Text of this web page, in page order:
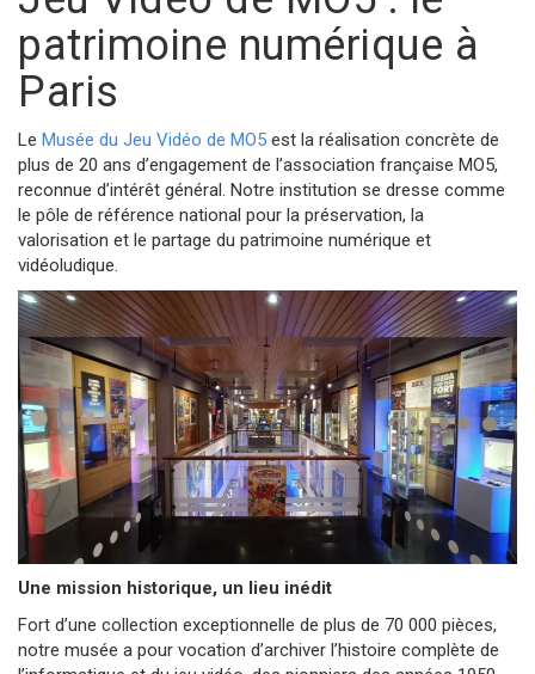
patrimoine numérique à
Paris
Le Musée du Jeu Vidéo de MO5 est la réalisation concrète de
plus de 20 ans d’engagement de l’association française MO5,
reconnue d’intérêt général. Notre institution se dresse comme
le pôle de référence national pour la préservation, la
valorisation et le partage du patrimoine numérique et
vidéoludique.
Une mission historique, un lieu inédit
Fort d’une collection exceptionnelle de plus de 70 000 pièces,
notre musée a pour vocation d’archiver l’histoire complète de